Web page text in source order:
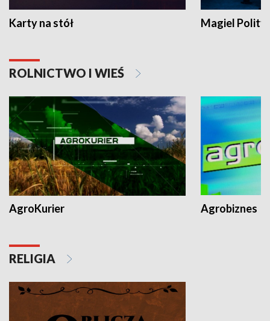
Karty na stół Magiel
ROLNICTWO I WIEŚ
AgroKurier Agrobiznes
RELIGIA